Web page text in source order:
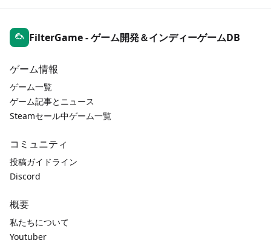
FilterGame - ゲーム開発＆インディーゲームDB
ゲーム情報
ゲーム一覧
ゲーム記事とニュース
Steamセール中ゲーム一覧
コミュニティ
投稿ガイドライン
Discord
概要
私たちについて
Youtuber